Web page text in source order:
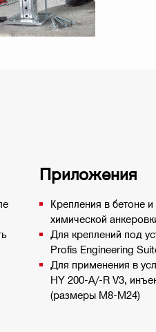
Приложения
Крепления в бетоне
химической
Для креплений под
Profis Engineering
Для применения в
HY 200-A/-R V3,
(размеры M8-M24)